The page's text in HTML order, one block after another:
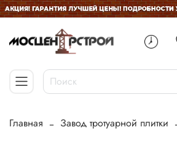
Главная Завод тротуарной плитки